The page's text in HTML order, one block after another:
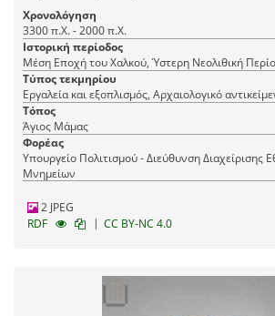
Χρονολόγηση
3300 π.Χ. - 2000 π.Χ.
Ιστορική περίοδος
Μέση Εποχή του Χαλκού, Ύστερη Νεολιθική
Τύπος τεκμηρίου
Εργαλεία και εξοπλισμός, Αρχαιολογικό
Τόπος
Άγιος Μάμας
Φορέας
Υπουργείο Πολιτισμού - Διεύθυνση Διαχείρισης
Μνημείων
2 JPEG
RDF
| CC BY-NC 4.0